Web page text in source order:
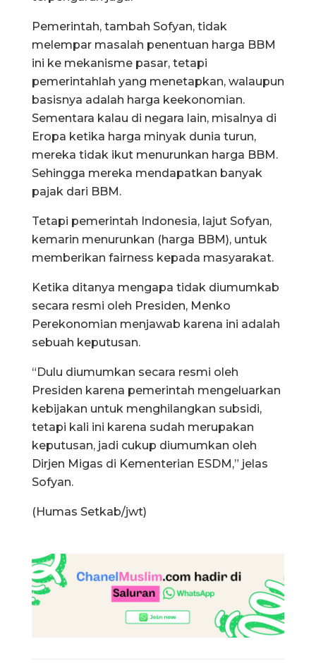
Pemerintah, tambah Sofyan, tidak
melempar masalah penentuan harga BBM
ini ke mekanisme pasar, tetapi
pemerintahlah yang menetapkan, walaupun
basisnya adalah harga keekonomian.
Sementara kalau di negara lain, misalnya di
Eropa ketika harga minyak dunia turun,
mereka tidak ikut menurunkan harga BBM.
Sehingga mereka mendapatkan banyak
pajak dari BBM.
Tetapi pemerintah Indonesia, lajut Sofyan,
kemarin menurunkan (harga BBM), untuk
memberikan fairness kepada masyarakat.
Ketika ditanya mengapa tidak diumumkab
secara resmi oleh Presiden, Menko
Perekonomian menjawab karena ini adalah
sebuah keputusan.
“Dulu diumumkan secara resmi oleh
Presiden karena pemerintah mengeluarkan
kebijakan untuk menghilangkan subsidi,
tetapi kali ini karena sudah merupakan
keputusan, jadi cukup diumumkan oleh
Dirjen Migas di Kementerian ESDM,” jelas
Sofyan.
(Humas Setkab/jwt)